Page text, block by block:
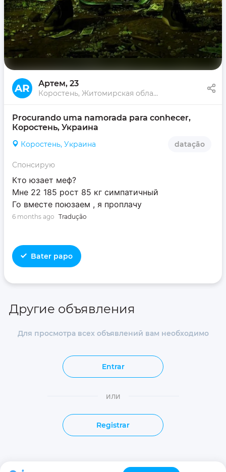
AR Артем, 23
Коростень, Житомирская область, Украина
Procurando uma namorada para conhecer,
Коростень, Украина
Коростень, Украина datação
Спонсирую
Кто юзает меф?
Мне 22 185 рост 85 кг симпатичный
Го вместе поюзаем , я проплачу
6 months ago Tradução
Bater papo
Другие объявления
Для просмотра всех объявлений вам необходимо
Entrar
или
Registrar